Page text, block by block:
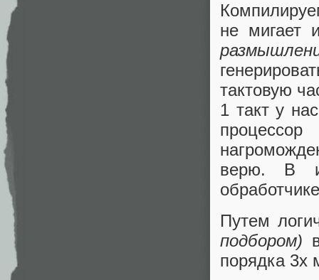
не мигает
тактовую
1 такт у
верю. В
Путем
подбором)
порядка 3х